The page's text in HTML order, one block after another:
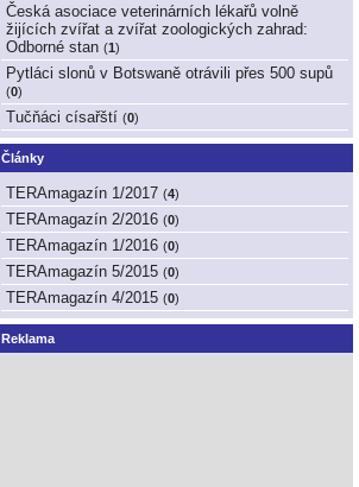
Česká asociace veterinárních lékařů volně
žijících zvířat a zvířat zoologických zahrad:
Odborné stan (1)
Pytláci slonů v Botswaně otrávili přes 500 supů
(0)
Tučňáci císařští (0)
Články
TERAmagazín 1/2017 (4)
TERAmagazín 2/2016 (0)
TERAmagazín 1/2016 (0)
TERAmagazín 5/2015 (0)
TERAmagazín 4/2015 (0)
Reklama